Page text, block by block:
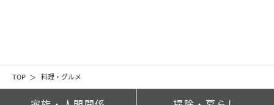
TOP 料理・グルメ